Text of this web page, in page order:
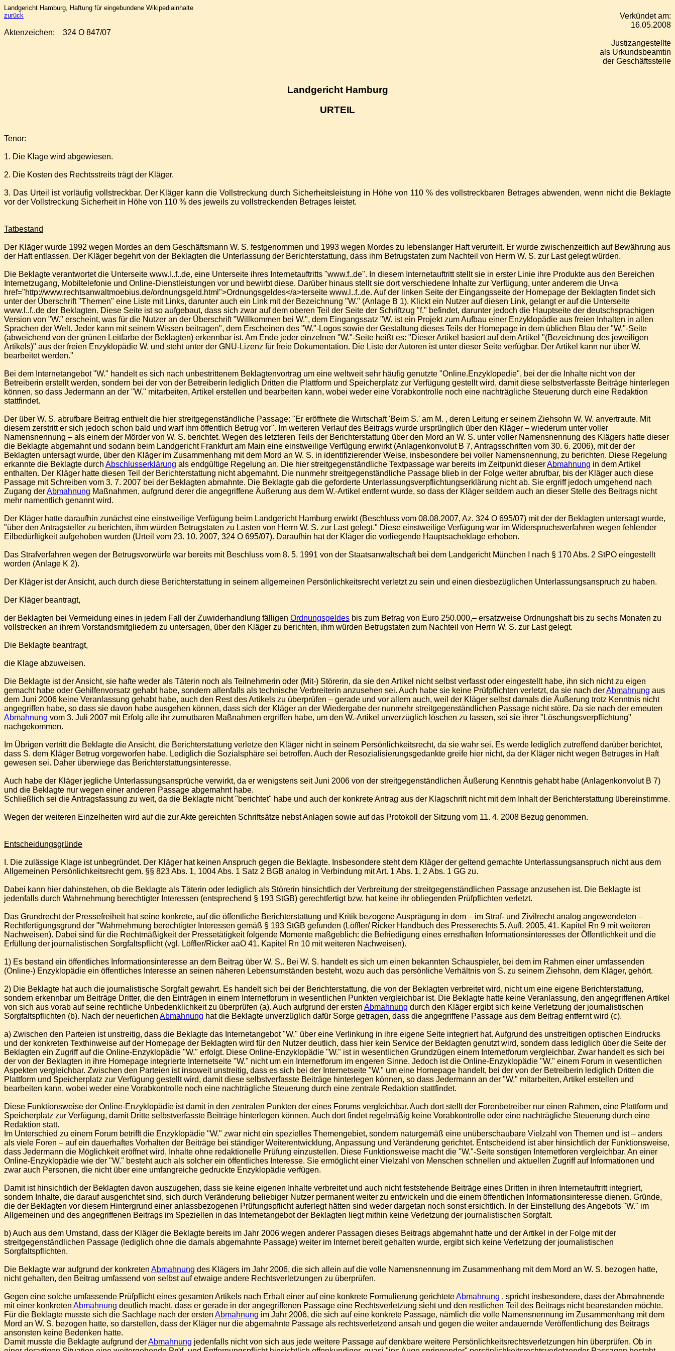
Landgericht Hamburg, Haftung für eingebundene Wikipediainhalte
zurück
Aktenzeichen: 324 O 847/07
Verkündet am:
16.05.2008
Justizangestellte
als Urkundsbeamtin
der Geschäftsstelle
Landgericht Hamburg
URTEIL
Tenor:
1. Die Klage wird abgewiesen.
2. Die Kosten des Rechtsstreits trägt der Kläger.
3. Das Urteil ist vorläufig vollstreckbar. Der Kläger kann die Vollstreckung durch Sicherheitsleistung in Höhe von 110 % des vollstreckbaren Betrages abwenden, wenn nicht die Beklagte
vor der Vollstreckung Sicherheit in Höhe von 110 % des jeweils zu vollstreckenden Betrages leistet.
Tatbestand
Der Kläger wurde 1992 wegen Mordes an dem Geschäftsmann W. S. festgenommen und 1993 wegen Mordes zu lebenslanger Haft verurteilt. Er wurde zwischenzeitlich auf Bewährung aus
der Haft entlassen. Der Kläger begehrt von der Beklagten die Unterlassung der Berichterstattung, dass ihm Betrugstaten zum Nachteil von Herrn W. S. zur Last gelegt würden.
Die Beklagte verantwortet die Unterseite www.l..f..de, eine Unterseite ihres Internetauftritts "www.f..de". In diesem Internetauftritt stellt sie in erster Linie ihre Produkte aus den Bereichen
Internetzugang, Mobiltelefonie und Online-Dienstleistungen vor und bewirbt diese. Darüber hinaus stellt sie dort verschiedene Inhalte zur Verfügung, unter anderem die Un<a
href="http://www.rechtsanwaltmoebius.de/ordnungsgeld.html">Ordnungsgeldes</a>terseite www.l..f..de. Auf der linken Seite der Eingangsseite der Homepage der Beklagten findet sich
unter der Überschrift "Themen" eine Liste mit Links, darunter auch ein Link mit der Bezeichnung "W." (Anlage B 1). Klickt ein Nutzer auf diesen Link, gelangt er auf die Unterseite
www.l..f..de der Beklagten. Diese Seite ist so aufgebaut, dass sich zwar auf dem oberen Teil der Seite der Schriftzug "f." befindet, darunter jedoch die Hauptseite der deutschsprachigen
Version von "W." erscheint, was für die Nutzer an der Überschrift "Willkommen bei W.", dem Eingangssatz "W. ist ein Projekt zum Aufbau einer Enzyklopädie aus freien Inhalten in allen
Sprachen der Welt. Jeder kann mit seinem Wissen beitragen", dem Erscheinen des "W."-Logos sowie der Gestaltung dieses Teils der Homepage in dem üblichen Blau der "W."-Seite
(abweichend von der grünen Leitfarbe der Beklagten) erkennbar ist. Am Ende jeder einzelnen "W."-Seite heißt es: "Dieser Artikel basiert auf dem Artikel "(Bezeichnung des jeweiligen
Artikels)" aus der freien Enzyklopädie W. und steht unter der GNU-Lizenz für freie Dokumentation. Die Liste der Autoren ist unter dieser Seite verfügbar. Der Artikel kann nur über W.
bearbeitet werden."
Bei dem Internetangebot "W." handelt es sich nach unbestrittenem Beklagtenvortrag um eine weltweit sehr häufig genutzte "Online.Enzyklopedie", bei der die Inhalte nicht von der
Betreiberin erstellt werden, sondern bei der von der Betreiberin lediglich Dritten die Plattform und Speicherplatz zur Verfügung gestellt wird, damit diese selbstverfasste Beiträge hinterlegen
können, so dass Jedermann an der "W." mitarbeiten, Artikel erstellen und bearbeiten kann, wobei weder eine Vorabkontrolle noch eine nachträgliche Steuerung durch eine Redaktion
stattfindet.
Der über W. S. abrufbare Beitrag enthielt die hier streitgegenständliche Passage: "Er eröffnete die Wirtschaft 'Beim S.' am M. , deren Leitung er seinem Ziehsohn W. W. anvertraute. Mit
diesem zerstritt er sich jedoch schon bald und warf ihm öffentlich Betrug vor". Im weiteren Verlauf des Beitrags wurde ursprünglich über den Kläger – wiederum unter voller
Namensnennung – als einem der Mörder von W. S. berichtet. Wegen des letzteren Teils der Berichterstattung über den Mord an W. S. unter voller Namensnennung des Klägers hatte dieser
die Beklagte abgemahnt und sodann beim Landgericht Frankfurt am Main eine einstweilige Verfügung erwirkt (Anlagenkonvolut B 7, Antragsschriften vom 30. 6. 2006), mit der der
Beklagten untersagt wurde, über den Kläger im Zusammenhang mit dem Mord an W. S. in identifizierender Weise, insbesondere bei voller Namensnennung, zu berichten. Diese Regelung
erkannte die Beklagte durch Abschlusserklärung als endgültige Regelung an. Die hier streitgegenständliche Textpassage war bereits im Zeitpunkt dieserAbmahnung in dem Artikel
enthalten. Der Kläger hatte diesen Teil der Berichterstattung nicht abgemahnt. Die nunmehr streitgegenständliche Passage blieb in der Folge weiter abrufbar, bis der Kläger auch diese
Passage mit Schreiben vom 3. 7. 2007 bei der Beklagten abmahnte. Die Beklagte gab die geforderte Unterlassungsverpflichtungserklärung nicht ab. Sie ergriff jedoch umgehend nach
Zugang derAbmahnung Maßnahmen, aufgrund derer die angegriffene Äußerung aus dem W.-Artikel entfernt wurde, so dass der Kläger seitdem auch an dieser Stelle des Beitrags nicht
mehr namentlich genannt wird.
Der Kläger hatte daraufhin zunächst eine einstweilige Verfügung beim Landgericht Hamburg erwirkt (Beschluss vom 08.08.2007, Az. 324 O 695/07) mit der der Beklagten untersagt wurde,
"über den Antragsteller zu berichten, ihm würden Betrugstaten zu Lasten von Herrn W. S. zur Last gelegt." Diese einstweilige Verfügung war im Widerspruchsverfahren wegen fehlender
Eilbedürftigkeit aufgehoben wurden (Urteil vom 23. 10. 2007, 324 O 695/07). Daraufhin hat der Kläger die vorliegende Hauptsacheklage erhoben.
Das Strafverfahren wegen der Betrugsvorwürfe war bereits mit Beschluss vom 8. 5. 1991 von der Staatsanwaltschaft bei dem Landgericht München I nach § 170 Abs. 2 StPO eingestellt
worden (Anlage K 2).
Der Kläger ist der Ansicht, auch durch diese Berichterstattung in seinem allgemeinen Persönlichkeitsrecht verletzt zu sein und einen diesbezüglichen Unterlassungsanspruch zu haben.
Der Kläger beantragt,
der Beklagten bei Vermeidung eines in jedem Fall der Zuwiderhandlung fälligen Ordnungsgeldes bis zum Betrag von Euro 250.000,– ersatzweise Ordnungshaft bis zu sechs Monaten zu
vollstrecken an ihrem Vorstandsmitgliedern zu untersagen, über den Kläger zu berichten, ihm würden Betrugstaten zum Nachteil von Herrn W. S. zur Last gelegt.
Die Beklagte beantragt,
die Klage abzuweisen.
Die Beklagte ist der Ansicht, sie hafte weder als Täterin noch als Teilnehmerin oder (Mit-) Störerin, da sie den Artikel nicht selbst verfasst oder eingestellt habe, ihn sich nicht zu eigen
gemacht habe oder Gehilfenvorsatz gehabt habe, sondern allenfalls als technische Verbreiterin anzusehen sei. Auch habe sie keine Prüfpflichten verletzt, da sie nach derAbmahnung aus
dem Juni 2006 keine Veranlassung gehabt habe, auch den Rest des Artikels zu überprüfen – gerade und vor allem auch, weil der Kläger selbst damals die Äußerung trotz Kenntnis nicht
angegriffen habe, so dass sie davon habe ausgehen können, dass sich der Kläger an der Wiedergabe der nunmehr streitgegenständlichen Passage nicht störe. Da sie nach der erneuten
Abmahnung vom 3. Juli 2007 mit Erfolg alle ihr zumutbaren Maßnahmen ergriffen habe, um den W.-Artikel unverzüglich löschen zu lassen, sei sie ihrer "Löschungsverpflichtung"
nachgekommen.
Im Übrigen vertritt die Beklagte die Ansicht, die Berichterstattung verletze den Kläger nicht in seinem Persönlichkeitsrecht, da sie wahr sei. Es werde lediglich zutreffend darüber berichtet,
dass S. dem Kläger Betrug vorgeworfen habe. Lediglich die Sozialsphäre sei betroffen. Auch der Resozialisierungsgedankte greife hier nicht, da der Kläger nicht wegen Betruges in Haft
gewesen sei. Daher überwiege das Berichterstattungsinteresse.
Auch habe der Kläger jegliche Unterlassungsansprüche verwirkt, da er wenigstens seit Juni 2006 von der streitgegenständlichen Äußerung Kenntnis gehabt habe (Anlagenkonvolut B 7)
und die Beklagte nur wegen einer anderen Passage abgemahnt habe.
Schließlich sei die Antragsfassung zu weit, da die Beklagte nicht "berichtet" habe und auch der konkrete Antrag aus der Klagschrift nicht mit dem Inhalt der Berichterstattung übereinstimme.
Wegen der weiteren Einzelheiten wird auf die zur Akte gereichten Schriftsätze nebst Anlagen sowie auf das Protokoll der Sitzung vom 11. 4. 2008 Bezug genommen.
Entscheidungsgründe
I. Die zulässige Klage ist unbegründet. Der Kläger hat keinen Anspruch gegen die Beklagte. Insbesondere steht dem Kläger der geltend gemachte Unterlassungsanspruch nicht aus dem
Allgemeinen Persönlichkeitsrecht gem. §§ 823 Abs. 1, 1004 Abs. 1 Satz 2 BGB analog in Verbindung mit Art. 1 Abs. 1, 2 Abs. 1 GG zu.
Dabei kann hier dahinstehen, ob die Beklagte als Täterin oder lediglich als Störerin hinsichtlich der Verbreitung der streitgegenständlichen Passage anzusehen ist. Die Beklagte ist
jedenfalls durch Wahrnehmung berechtigter Interessen (entsprechend § 193 StGB) gerechtfertigt bzw. hat keine ihr obliegenden Prüfpflichten verletzt.
Das Grundrecht der Pressefreiheit hat seine konkrete, auf die öffentliche Berichterstattung und Kritik bezogene Ausprägung in dem – im Straf- und Zivilrecht analog angewendeten –
Rechtfertigungsgrund der "Wahrnehmung berechtigter Interessen gemäß § 193 StGB gefunden (Löffler/ Ricker Handbuch des Presserechts 5. Aufl. 2005, 41. Kapitel Rn 9 mit weiteren
Nachweisen). Dabei sind für die Rechtmäßigkeit der Pressetätigkeit folgende Momente maßgeblich: die Befriedigung eines ernsthaften Informationsinteresses der Öffentlichkeit und die
Erfüllung der journalistischen Sorgfaltspflicht (vgl. Löffler/Ricker aaO 41. Kapitel Rn 10 mit weiteren Nachweisen).
1) Es bestand ein öffentliches Informationsinteresse an dem Beitrag über W. S.. Bei W. S. handelt es sich um einen bekannten Schauspieler, bei dem im Rahmen einer umfassenden
(Online-) Enzyklopädie ein öffentliches Interesse an seinen näheren Lebensumständen besteht, wozu auch das persönliche Verhältnis von S. zu seinem Ziehsohn, dem Kläger, gehört.
2) Die Beklagte hat auch die journalistische Sorgfalt gewahrt. Es handelt sich bei der Berichterstattung, die von der Beklagten verbreitet wird, nicht um eine eigene Berichterstattung,
sondern erkennbar um Beiträge Dritter, die den Einträgen in einem Internetforum in wesentlichen Punkten vergleichbar ist. Die Beklagte hatte keine Veranlassung, den angegriffenen Artikel
von sich aus vorab auf seine rechtliche Unbedenklichkeit zu überprüfen (a). Auch aufgrund der ersten Abmahnung durch den Kläger ergibt sich keine Verletzung der journalistischen
Sorgfaltspflichten (b). Nach der neuerlichen Abmahnung hat die Beklagte unverzüglich dafür Sorge getragen, dass die angegriffene Passage aus dem Beitrag entfernt wird (c).
a) Zwischen den Parteien ist unstreitig, dass die Beklagte das Internetangebot "W." über eine Verlinkung in ihre eigene Seite integriert hat. Aufgrund des unstreitigen optischen Eindrucks
und der konkreten Texthinweise auf der Homepage der Beklagten wird für den Nutzer deutlich, dass hier kein Service der Beklagten genutzt wird, sondern dass lediglich über die Seite der
Beklagten ein Zugriff auf die Online-Enzyklopädie "W." erfolgt. Diese Online-Enzyklopädie "W." ist in wesentlichen Grundzügen einem Internetforum vergleichbar. Zwar handelt es sich bei
der von der Beklagten in ihre Homepage integrierte Internetseite "W." nicht um ein Internetforum im engeren Sinne. Jedoch ist die Online-Enzyklopädie "W." einem Forum in wesentlichen
Aspekten vergleichbar. Zwischen den Parteien ist insoweit unstreitig, dass es sich bei der Internetseite "W." um eine Homepage handelt, bei der von der Betreiberin lediglich Dritten die
Plattform und Speicherplatz zur Verfügung gestellt wird, damit diese selbstverfasste Beiträge hinterlegen können, so dass Jedermann an der "W." mitarbeiten, Artikel erstellen und
bearbeiten kann, wobei weder eine Vorabkontrolle noch eine nachträgliche Steuerung durch eine zentrale Redaktion stattfindet.
Diese Funktionsweise der Online-Enzyklopädie ist damit in den zentralen Punkten der eines Forums vergleichbar. Auch dort stellt der Forenbetreiber nur einen Rahmen, eine Plattform und
Speicherplatz zur Verfügung, damit Dritte selbstverfasste Beiträge hinterlegen können. Auch dort findet regelmäßig keine Vorabkontrolle oder eine nachträgliche Steuerung durch eine
Redaktion statt.
Im Unterschied zu einem Forum betrifft die Enzyklopädie "W." zwar nicht ein spezielles Themengebiet, sondern naturgemäß eine unüberschaubare Vielzahl von Themen und ist – anders
als viele Foren – auf ein dauerhaftes Vorhalten der Beiträge bei ständiger Weiterentwicklung, Anpassung und Veränderung gerichtet. Entscheidend ist aber hinsichtlich der Funktionsweise,
dass Jedermann die Möglichkeit eröffnet wird, Inhalte ohne redaktionelle Prüfung einzustellen. Diese Funktionsweise macht die "W."-Seite sonstigen Internetforen vergleichbar. An einer
Online-Enzyklopädie wie der "W." besteht auch als solcher ein öffentliches Interesse. Sie ermöglicht einer Vielzahl von Menschen schnellen und aktuellen Zugriff auf Informationen und
zwar auch Personen, die nicht über eine umfangreiche gedruckte Enzyklopädie verfügen.
Damit ist hinsichtlich der Beklagten davon auszugehen, dass sie keine eigenen Inhalte verbreitet und auch nicht feststehende Beiträge eines Dritten in ihren Internetauftritt integriert,
sondern Inhalte, die darauf ausgerichtet sind, sich durch Veränderung beliebiger Nutzer permanent weiter zu entwickeln und die einem öffentlichen Informationsinteresse dienen. Gründe,
die der Beklagten vor diesem Hintergrund einer anlassbezogenen Prüfungspflicht auferlegt hätten sind weder dargetan noch sonst ersichtlich. In der Einstellung des Angebots "W." im
Allgemeinen und des angegriffenen Beitrags im Speziellen in das Internetangebot der Beklagten liegt mithin keine Verletzung der journalistischen Sorgfalt.
b) Auch aus dem Umstand, dass der Kläger die Beklagte bereits im Jahr 2006 wegen anderer Passagen dieses Beitrags abgemahnt hatte und der Artikel in der Folge mit der
streitgegenständlichen Passage (lediglich ohne die damals abgemahnte Passage) weiter im Internet bereit gehalten wurde, ergibt sich keine Verletzung der journalistischen
Sorgfaltspflichten.
Die Beklagte war aufgrund der konkreten Abmahnung des Klägers im Jahr 2006, die sich allein auf die volle Namensnennung im Zusammenhang mit dem Mord an W. S. bezogen hatte,
nicht gehalten, den Beitrag umfassend von selbst auf etwaige andere Rechtsverletzungen zu überprüfen.
Gegen eine solche umfassende Prüfpflicht eines gesamten Artikels nach Erhalt einer auf eine konkrete Formulierung gerichteteAbmahnung , spricht insbesondere, dass der Abmahnende
mit einer konkreten Abmahnung deutlich macht, dass er gerade in der angegriffenen Passage eine Rechtsverletzung sieht und den restlichen Teil des Beitrags nicht beanstanden möchte.
Für die Beklagte musste sich die Sachlage nach der ersten Abmahnung im Jahr 2006, die sich auf eine konkrete Passage, nämlich die volle Namensnennung im Zusammenhang mit dem
Mord an W. S. bezogen hatte, so darstellen, dass der Kläger nur die abgemahnte Passage als rechtsverletzend ansah und gegen die weiter andauernde Veröffentlichung des Beitrags
ansonsten keine Bedenken hatte.
Damit musste die Beklagte aufgrund derAbmahnung jedenfalls nicht von sich aus jede weitere Passage auf denkbare weitere Persönlichkeitsrechtsverletzungen hin überprüfen. Ob in